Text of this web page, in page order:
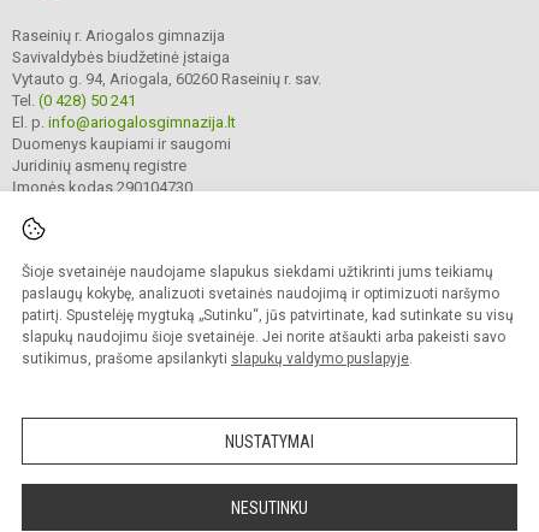
Šioje svetainėje naudojame slapukus siekdami užtikrinti jums teikiamų
paslaugų kokybę, analizuoti svetainės naudojimą ir optimizuoti naršymo
patirtį. Spustelėję mygtuką „Sutinku“, jūs patvirtinate, kad sutinkate su visų
slapukų naudojimu šioje svetainėje. Jei norite atšaukti arba pakeisti savo
sutikimus, prašome apsilankyti slapukų valdymo puslapyje.
NUSTATYMAI
NESUTINKU
Raseinių r. Ariogalos gimnazija
Savivaldybės biudžetinė įstaiga
Vytauto g. 94, Ariogala, 60260 Raseinių r. sav.
Tel. (0 428) 50 241
El. p. info@ariogalosgimnazija.lt
Duomenys kaupiami ir saugomi
Juridinių asmenų registre
Įmonės kodas 290104730
© 2022. Raseinių r. Ariogalos gimnazija. Visos teisės saugomos.
Kopijuoti turinį be raštiško gimnazijos sutikimo griežtai draudžiama.
Prieinamumo paraiška Slapukų valdymas
Sumanus būdas atnaujinti